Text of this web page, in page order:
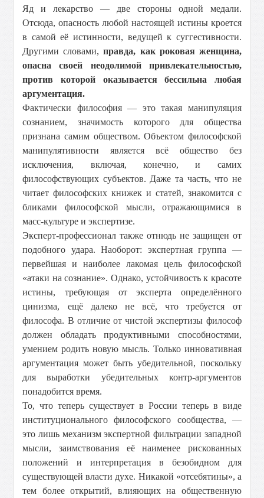
Яд и лекарство — две стороны одной медали.
Отсюда, опасность любой настоящей истины кроется
в самой её истинности, ведущей к суггестивности.
Другими словами,правда, как роковая женщина,
опасна своей неодолимой привлекательностью,
против которой оказывается бессильна любая
аргументация.
Фактически философия — это такая манипуляция
сознанием, значимость которого для общества
признана самим обществом. Объектом философской
манипулятивности является всё общество без
исключения, включая, конечно, и самих
философствующих субъектов. Даже та часть, что не
читает философских книжек и статей, знакомится с
бликами философской мысли, отражающимися в
масс-культуре и экспертизе.
Эксперт-профессионал также отнюдь не защищен от
подобного удара. Наоборот: экспертная группа —
первейшая и наиболее лакомая цель философской
«атаки на сознание». Однако, устойчивость к красоте
истины, требующая от эксперта определённого
цинизма, ещё далеко не всё, что требуется от
философа. В отличие от чистой экспертизы философ
должен обладать продуктивными способностями,
умением родить новую мысль. Только инновативная
аргументация может быть убедительной, поскольку
для выработки убедительных контр-аргументов
понадобится время.
То, что теперь существует в России теперь в виде
институционального философского сообщества, —
это лишь механизм экспертной фильтрации западной
мысли, заимствования её наименее рискованных
положений и интерпретация в безобидном для
существующей власти духе. Никакой «отсебятины», а
тем более открытий, влияющих на общественную